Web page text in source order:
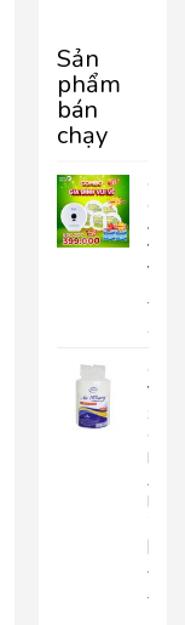
Phòng Tắm
Resort
Sản
phẩm
bán
chạy
GIA
VUI
VẺ
Giấy
Vệ
Sinh
Lớn
An
|
AK703